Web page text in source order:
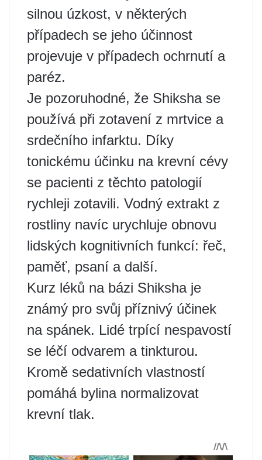
silnou úzkost, v některých
případech se jeho účinnost
projevuje v případech ochrnutí a
paréz.
Je pozoruhodné, že Shiksha se
používá při zotavení z mrtvice a
srdečního infarktu. Díky
tonickému účinku na krevní cévy
se pacienti z těchto patologií
rychleji zotavili. Vodný extrakt z
rostliny navíc urychluje obnovu
lidských kognitivních funkcí: řeč,
paměť, psaní a další.
Kurz léků na bázi Shiksha je
známý pro svůj příznivý účinek
na spánek. Lidé trpící nespavostí
se léčí odvarem a tinkturou.
Kromě sedativních vlastností
pomáhá bylina normalizovat
krevní tlak.